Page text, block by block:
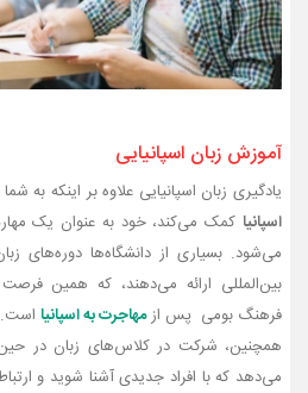
آموزش زبان اسپانیایی
یادگیری زبان اسپانیایی علاوه بر اینکه به
اسپانیا کمک می‌کند، خود به عنوان یک
می‌شود. بسیاری از دانشگاه‌ها دوره‌های
بین‌المللی ارائه می‌دهند، که همین
فرهنگ بومی پس ازمهاجرت به اسپانیا است.
همچنین، شرکت در کلاس‌های زبان در
می‌دهد که با افراد جدیدی آشنا شوید و